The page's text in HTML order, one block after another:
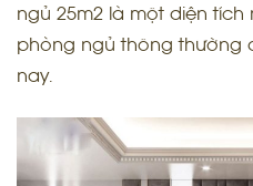
ngủ 25m2 là một diện
phòng ngủ thông thường
nay.